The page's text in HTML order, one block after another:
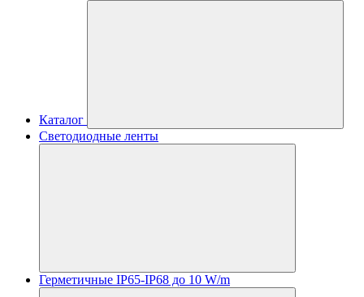
Каталог
Светодиодные ленты
Герметичные IP65-IP68 до 10 W/m